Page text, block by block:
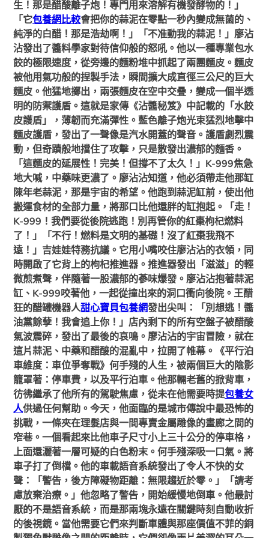
生！那是醋酸離子炮！專門用來溶解有機發酵物的！」
「它包養網比較會把你的蒜泥在零點一秒內變成無菌的、
純淨的白醋！那是浩劫啊！」「不准動我的蒜泥！」廖沾
沾發出了醬料學家對待信仰般的怒吼。他以一種專業包水
餃的極限速度，從旁邊的麵粉堆中抓起了兩團麵皮。麵皮
被他用氣功般的捏製手法，瞬間擴大成直徑三公尺的巨大
麵皮。他猛地擲出，兩張麵皮在空中交疊，變成一個半透
明的防禦護盾。這就是家傳《沾醬秘笈》中記載的「水餃
皮護盾」，薄韌而充滿彈性。藍色離子炮光束猛烈地擊中
麵皮護盾，發出了一聲像是汽水開蓋的聲音。護盾劇烈震
動，但奇蹟般地擋住了攻擊，只是散發出濃郁的麵香。
「這麵皮的延展性！完美！但撐不了太久！」K-999焦急
地大喊，中藥味更濃了。廖沾沾知道，他必須帶走他那缸
陳年老蒜泥，那是宇宙的希望。他跑到蒜泥缸前，使出他
搬運食材的全部力量，將那口比他還胖的缸抱起。「走！
K-999！我們要從後院逃跑！別再管你的紅棗枸杞燃料
了！」「不行！燃料是文明的基礎！沒了紅棗我飛不
遠！」吉娃娃特務抗議。它用小嘴咬住廖沾沾的衣領，同
時開啟了它背上的枸杞推進器。推進器發出「滋滋」的輕
微煎煮聲，伴隨著一股濃郁的蔘味爆發。廖沾沾抱著蒜泥
缸、K-999咬著他，一起從撞出來的洞口衝向後院。王醋
狂的醋罐機器人甜心寶貝包養網發出尖叫：「別想逃！醬
油黨餘孽！我會追上你！」店內剩下的所有空盤子被醋酸
氣波震碎，發出了最後的哀鳴。廖沾沾的宇宙冒險，就在
這片蒜泥、中藥和醋酸的混亂中，拉開了帷幕。《平行泊
車維度：車位爭奪戰》何手殘的人生，被兩個巨大的陰影
籠罩著：停車費，以及平行泊車。他那輛老舊的掀背車，
彷彿繼承了他所有的駕駛焦慮，從未在他需要時提包養女
人供過任何幫助。今天，他面臨的是城市傳說中最恐怖的
挑戰，一條夾在理髮店與一間專賣金屬雕像的畫廊之間的
窄巷。一個看起來比他車子尺寸小上三十公分的停車格，
上面還灑著一層可疑的白色粉末。何手殘深吸一口氣。將
車子打了倒檔。他的車載語音系統發出了令人不快的女
聲：「警告，後方障礙物距離：無限趨近於零。」「請考
慮放棄治療。」他忽略了警告，開始緩慢地倒車。他最討
厭的不是語音系統，而是那兩塊永遠在關鍵時刻自動收折
的後視鏡。當他需要它們來判斷車體與那座價值不菲的銅